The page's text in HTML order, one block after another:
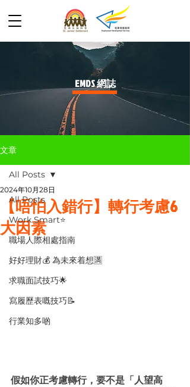
​EMDS 網誌
文章
All Posts
Work Smart⭐️
職場人際相處指南
好好理財💰 為未來着想🈵
求職面試技巧🌟
寫履歷表嘅技巧📝
行業知多啲
All Posts
【唔怕入錯行】轉行考慮6
大因素
2024年10月28日
假如你正考慮轉行，要不是「人望高